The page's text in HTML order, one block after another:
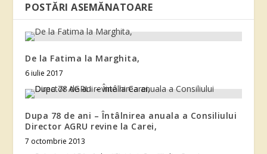
POSTĂRI ASEMĂNATOARE
De la Fatima la Marghita,
6 iulie 2017
Dupa 78 de ani – Întâlnirea anuala a Consiliului
Director AGRU revine la Carei,
7 octombrie 2013